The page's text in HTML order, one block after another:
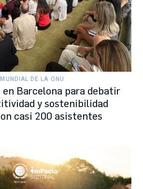
DE LA ONU
en Barcelona para debatir
y sostenibilidad
casi 200 asistentes